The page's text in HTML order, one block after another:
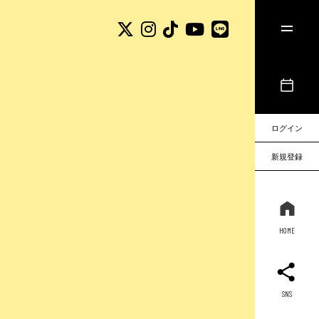
ログイン
新規登録
HOME
SNS